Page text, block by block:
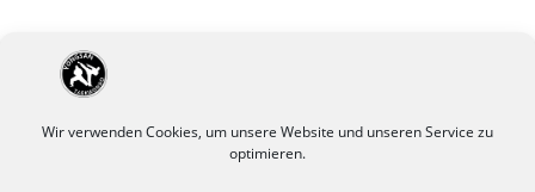
Wir verwenden Cookies, um unsere Website und unseren Service zu
optimieren.